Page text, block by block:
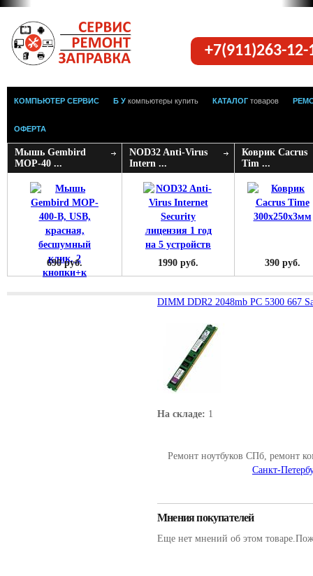
+7(911)263-
КОМПЬЮТЕР СЕРВИС Б У компьютеры купить КАТАЛОГ товаров
ОФЕРТА
Мышь Gembird
MOP-40 ...
690 руб.
NOD32 Anti-Virus
Intern ...
1990 руб.
Коврик Cacrus
Tim ...
390 руб.
DIMM DDR2 2048mb PC 5300 667
На складе: 1
Ремонт ноутбуков СПб, ремонт
Санкт-
Мнения покупателей
Еще нет мнений об этом